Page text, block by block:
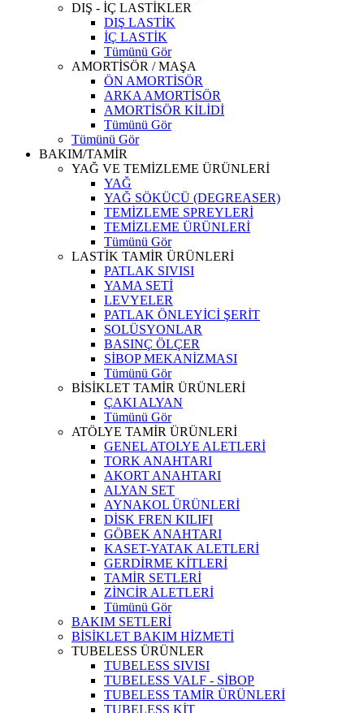
DIŞ - İÇ LASTİKLER
DIŞ LASTİK
İÇ LASTİK
Tümünü Gör
AMORTİSÖR / MAŞA
ÖN AMORTİSÖR
ARKA AMORTİSÖR
AMORTİSÖR KİLİDİ
Tümünü Gör
Tümünü Gör
BAKIM/TAMİR
YAĞ VE TEMİZLEME ÜRÜNLERİ
YAĞ
YAĞ SÖKÜCÜ (DEGREASER)
TEMİZLEME SPREYLERİ
TEMİZLEME ÜRÜNLERİ
Tümünü Gör
LASTİK TAMİR ÜRÜNLERİ
PATLAK SIVISI
YAMA SETİ
LEVYELER
PATLAK ÖNLEYİCİ ŞERİT
SOLÜSYONLAR
BASINÇ ÖLÇER
SİBOP MEKANİZMASI
Tümünü Gör
BİSİKLET TAMİR ÜRÜNLERİ
ÇAKI ALYAN
Tümünü Gör
ATÖLYE TAMİR ÜRÜNLERİ
GENEL ATOLYE ALETLERİ
TORK ANAHTARI
AKORT ANAHTARI
ALYAN SET
AYNAKOL ÜRÜNLERİ
DİSK FREN KILIFI
GÖBEK ANAHTARI
KASET-YATAK ALETLERİ
GERDİRME KİTLERİ
TAMİR SETLERİ
ZİNCİR ALETLERİ
Tümünü Gör
BAKIM SETLERİ
BİSİKLET BAKIM HİZMETİ
TUBELESS ÜRÜNLER
TUBELESS SIVISI
TUBELESS VALF - SİBOP
TUBELESS TAMİR ÜRÜNLERİ
TUBELESS KİT